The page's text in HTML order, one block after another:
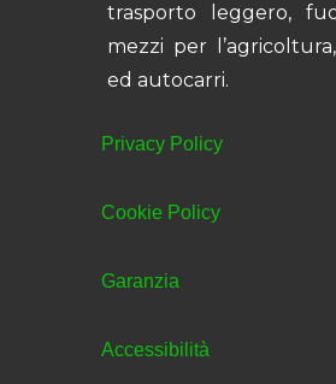
trasporto leggero,
mezzi per
ed autocarri.
Privacy Policy
Cookie Policy
Garanzia
Accessibilità